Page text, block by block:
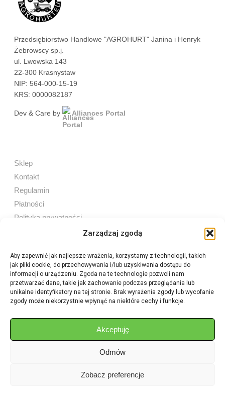
Zarządzaj zgodą
Aby zapewnić jak najlepsze wrażenia, korzystamy z technologii, takich
jak pliki cookie, do przechowywania i/lub uzyskiwania dostępu do
informacji o urządzeniu. Zgoda na te technologie pozwoli nam
przetwarzać dane, takie jak zachowanie podczas przeglądania lub
unikalne identyfikatory na tej stronie. Brak wyrażenia zgody lub wycofanie
zgody może niekorzystnie wpłynąć na niektóre cechy i funkcje.
Akceptuję
Odmów
Zobacz preferencje
Przedsiębiorstwo Handlowe "AGROHURT" Janina i Henryk
Żebrowscy sp.j.
ul. Lwowska 143
22-300 Krasnystaw
NIP: 564-000-15-19
KRS: 0000082187
Dev & Care by Alliances Portal
Sklep
Kontakt
Regulamin
Płatności
Polityka prywatności
Sprzedaż internetowa
Tel:605 603 753
Sprzedaż detaliczna
aukcje.agrohurt@gmail.com